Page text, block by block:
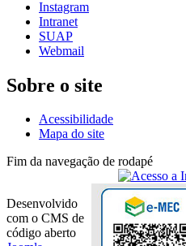
Instagram
Intranet
SUAP
Webmail
Sobre o site
Acessibilidade
Mapa do site
Fim da navegação de rodapé
Desenvolvido
com o CMS de
código aberto